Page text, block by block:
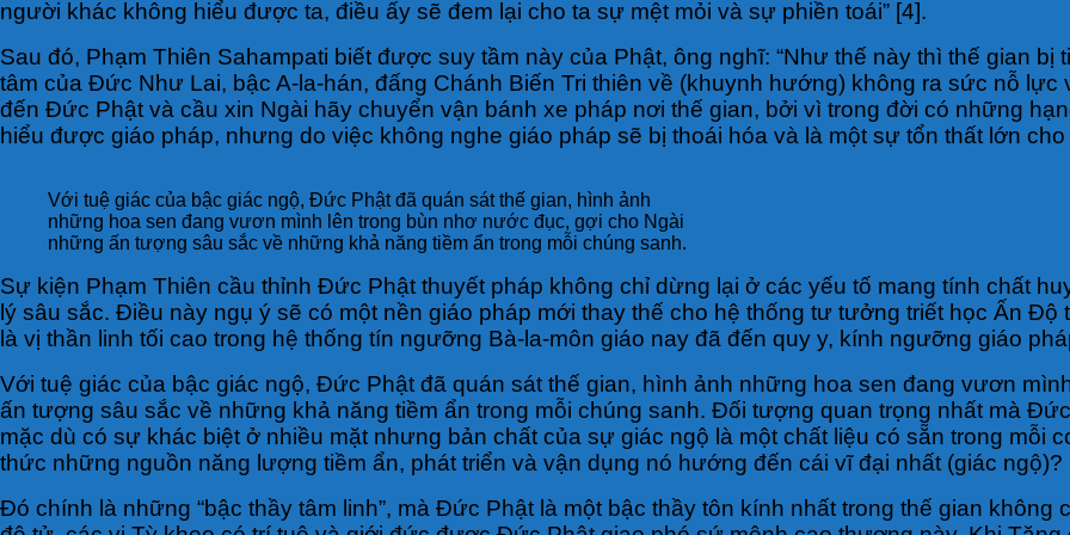
người khác không hiểu được ta, điều ấy sẽ đem lại cho ta sự mệt mỏi và sự phiền toái” [4].
Sau đó, Phạm Thiên Sahampati biết được suy tầm này của Phật, ông nghĩ: “Như thế này thì thế gian
tâm của Đức Như Lai, bậc A-la-hán, đấng Chánh Biến Tri thiên về (khuynh hướng) không ra sức nỗ lực
đến Đức Phật và cầu xin Ngài hãy chuyển vận bánh xe pháp nơi thế gian, bởi vì trong đời có những
hiểu được giáo pháp, nhưng do việc không nghe giáo pháp sẽ bị thoái hóa và là một sự tổn thất lớn
Với tuệ giác của bậc giác ngộ, Đức Phật đã quán sát thế gian, hình ảnh
những hoa sen đang vươn mình lên trong bùn nhơ nước đục, gợi cho Ngài
những ấn tượng sâu sắc về những khả năng tiềm ẩn trong mỗi chúng sanh.
Sự kiện Phạm Thiên cầu thỉnh Đức Phật thuyết pháp không chỉ dừng lại ở các yếu tố mang tính chất
lý sâu sắc. Điều này ngụ ý sẽ có một nền giáo pháp mới thay thế cho hệ thống tư tưởng triết học Ấn
là vị thần linh tối cao trong hệ thống tín ngưỡng Bà-la-môn giáo nay đã đến quy y, kính ngưỡng giáo
Với tuệ giác của bậc giác ngộ, Đức Phật đã quán sát thế gian, hình ảnh những hoa sen đang vươn
ấn tượng sâu sắc về những khả năng tiềm ẩn trong mỗi chúng sanh. Đối tượng quan trọng nhất mà
mặc dù có sự khác biệt ở nhiều mặt nhưng bản chất của sự giác ngộ là một chất liệu có sẵn trong mỗi
thức những nguồn năng lượng tiềm ẩn, phát triển và vận dụng nó hướng đến cái vĩ đại nhất (giác ngộ)?
Đó chính là những “bậc thầy tâm linh”, mà Đức Phật là một bậc thầy tôn kính nhất trong thế gian